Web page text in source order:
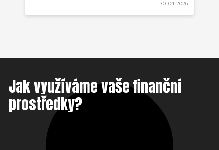
30. 04. 2026
Jak využíváme vaše finanční
prostředky?